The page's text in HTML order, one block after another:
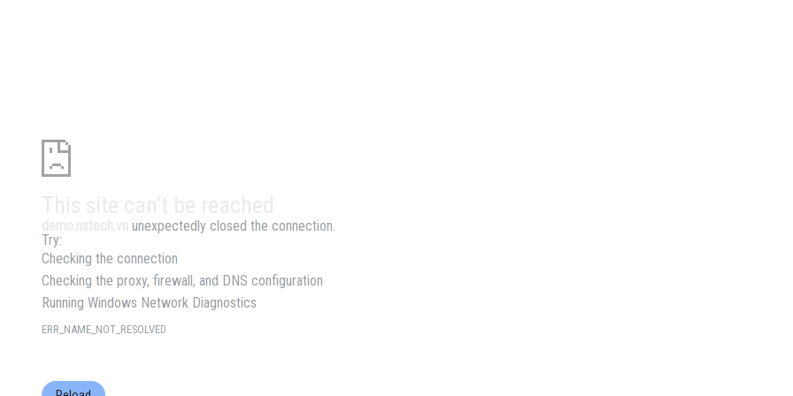
unexpectedly closed the connection.
Try:
Checking the connection
Checking the proxy, firewall, and DNS configuration
Running Windows Network Diagnostics
ERR_NAME_NOT_RESOLVED